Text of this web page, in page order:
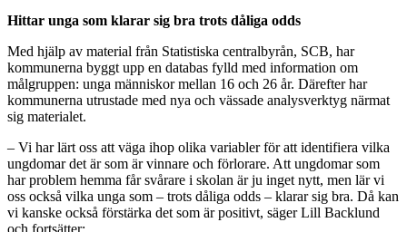
Hittar unga som klarar sig bra trots dåliga odds
Med hjälp av material från Statistiska centralbyrån, SCB, har
kommunerna byggt upp en databas fylld med information om
målgruppen: unga människor mellan 16 och 26 år. Därefter har
kommunerna utrustade med nya och vässade analysverktyg närmat
sig materialet.
– Vi har lärt oss att väga ihop olika variabler för att identifiera vilka
ungdomar det är som är vinnare och förlorare. Att ungdomar som
har problem hemma får svårare i skolan är ju inget nytt, men lär vi
oss också vilka unga som – trots dåliga odds – klarar sig bra. Då kan
vi kanske också förstärka det som är positivt, säger Lill Backlund
och fortsätter: